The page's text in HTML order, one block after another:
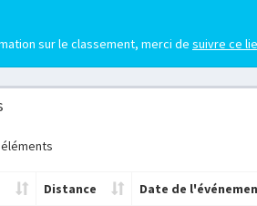
sur le classement, merci de suivre ce
éléments
Distance Date de